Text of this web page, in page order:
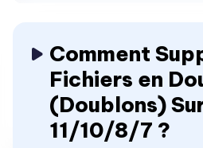
Comment
Fichiers en
(Doublons)
11/10/8/7 ?